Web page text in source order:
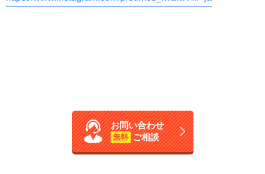
お問い合わせ
無料 ご相談